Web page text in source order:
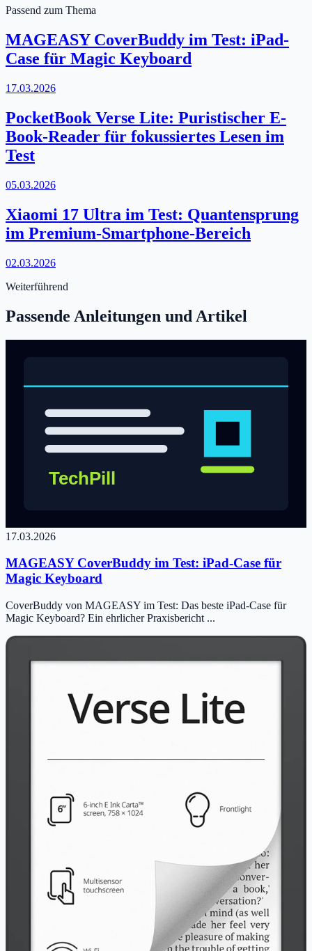
Passend zum Thema
MAGEASY CoverBuddy im Test: iPad-
Case für Magic Keyboard
17.03.2026
PocketBook Verse Lite: Puristischer E-
Book-Reader für fokussiertes Lesen im
Test
05.03.2026
Xiaomi 17 Ultra im Test: Quantensprung
im Premium-Smartphone-Bereich
02.03.2026
Weiterführend
Passende Anleitungen und Artikel
17.03.2026
MAGEASY CoverBuddy im Test: iPad-Case für
Magic Keyboard
CoverBuddy von MAGEASY im Test: Das beste iPad-Case für
Magic Keyboard? Ein ehrlicher Praxisbericht ...